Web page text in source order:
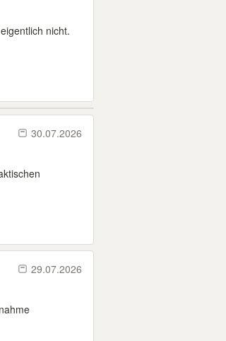
nicht.
30.07.2026
29.07.2026